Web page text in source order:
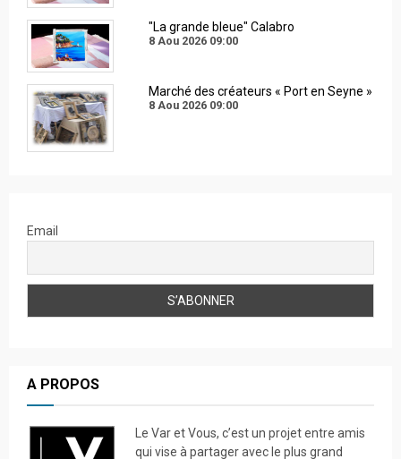
"La grande bleue" Calabro
8 Aou 2026 09:00
Marché des créateurs « Port en Seyne »
8 Aou 2026 09:00
Email
A PROPOS
Le Var et Vous, c’est un projet entre amis
qui vise à partager avec le plus grand